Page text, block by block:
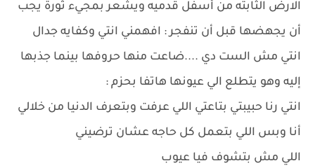
الارض الثابته من أسفل قدميه ويشعر بمجيء ثورة يجب
أن يجهضها قبل أن تنفجر : افهمني انتي وكفايه جدال
انتي مش الست دي ....ضاعت منها حروفها بينما جذبها
إليه وهو يتطلع الي عيونها هاتفا بحزم :
انتي رنا حبيبتي بتاعتي اللي عرفت وبتعرف الدنيا من خلالي
أنا وبس اللي بتعمل كل حاجه عشان ترضيني
اللي مش بتشوف فيا عيوب